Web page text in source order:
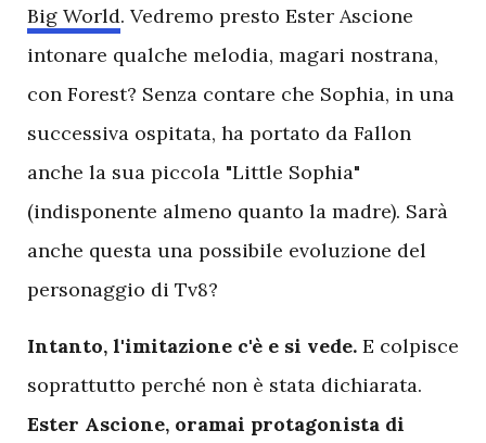
Big World. Vedremo presto Ester Ascione
intonare qualche melodia, magari nostrana,
con Forest? Senza contare che Sophia, in una
successiva ospitata, ha portato da Fallon
anche la sua piccola "Little Sophia"
(indisponente almeno quanto la madre). Sarà
anche questa una possibile evoluzione del
personaggio di Tv8?
Intanto, l'imitazione c'è e si vede. E colpisce
soprattutto perché non è stata dichiarata.
Ester Ascione, oramai protagonista di